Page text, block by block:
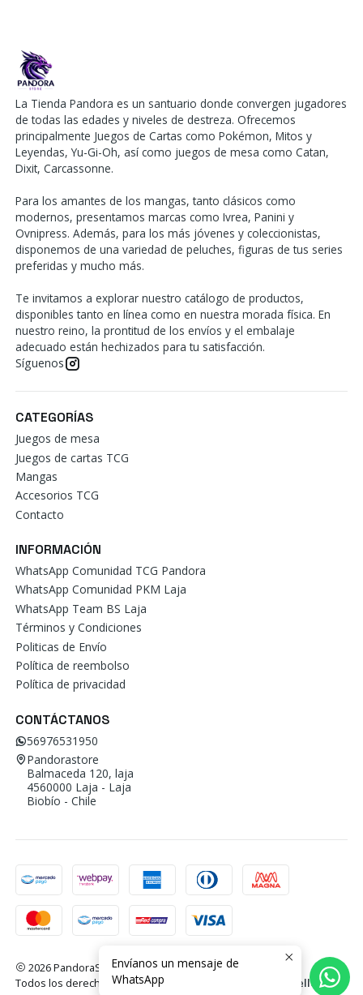
La Tienda Pandora es un santuario donde convergen jugadores
de todas las edades y niveles de destreza. Ofrecemos
principalmente Juegos de Cartas como Pokémon, Mitos y
Leyendas, Yu-Gi-Oh, así como juegos de mesa como Catan,
Dixit, Carcassonne.
Para los amantes de los mangas, tanto clásicos como
modernos, presentamos marcas como Ivrea, Panini y
Ovnipress. Además, para los más jóvenes y coleccionistas,
disponemos de una variedad de peluches, figuras de tus series
preferidas y mucho más.
Te invitamos a explorar nuestro catálogo de productos,
disponibles tanto en línea como en nuestra morada física. En
nuestro reino, la prontitud de los envíos y el embalaje
adecuado están hechizados para tu satisfacción.
Síguenos
CATEGORÍAS
Juegos de mesa
Juegos de cartas TCG
Mangas
Accesorios TCG
Contacto
INFORMACIÓN
WhatsApp Comunidad TCG Pandora
WhatsApp Comunidad PKM Laja
WhatsApp Team BS Laja
Términos y Condiciones
Politicas de Envío
Política de reembolso
Política de privacidad
CONTÁCTANOS
56976531950
Pandorastore
Balmaceda 120, laja
4560000 Laja - Laja
Biobío - Chile
2026 PandoraStore.
Todos los derechos reservados.
Desarrollado por Jumpseller.
Envíanos un mensaje de
WhatsApp